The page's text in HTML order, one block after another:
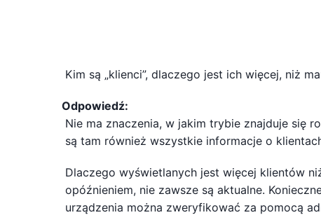
Kim są „klienci”, dlaczego jest ich więcej, niż
Odpowiedź:
Nie ma znaczenia, w jakim trybie znajduje się
są tam również wszystkie informacje o
Dlaczego wyświetlanych jest więcej klientów
opóźnieniem, nie zawsze są aktualne.
urządzenia można zweryfikować za pomocą